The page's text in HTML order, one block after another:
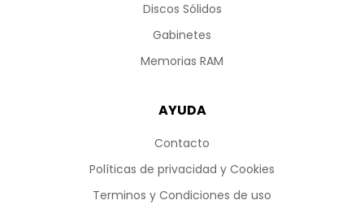
Discos Sólidos
Gabinetes
Memorias RAM
AYUDA
Contacto
Políticas de privacidad y Cookies
Terminos y Condiciones de uso